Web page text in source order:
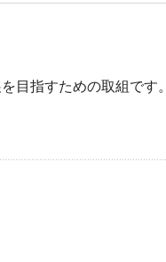
目指すための取組です。